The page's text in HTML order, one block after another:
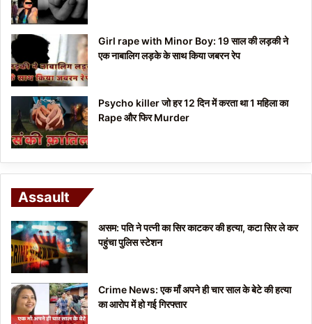
Girl rape with Minor Boy: 19 साल की लड़की ने
एक नाबालिग लड़के के साथ किया जबरन रेप
Psycho killer जो हर 12 दिन में करता था 1 महिला का
Rape और फिर Murder
Assault
असम: पति ने पत्नी का सिर काटकर की हत्या, कटा सिर ले कर
पहुंचा पुलिस स्टेशन
Crime News: एक माँ अपने ही चार साल के बेटे की हत्या
का आरोप में हो गई गिरफ्तार